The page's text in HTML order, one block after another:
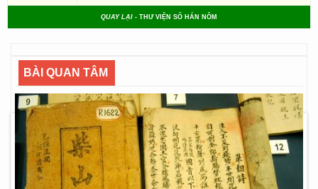
QUAY LẠI - THƯ VIỆN SỐ HÁN NÔM
BÀI QUAN TÂM